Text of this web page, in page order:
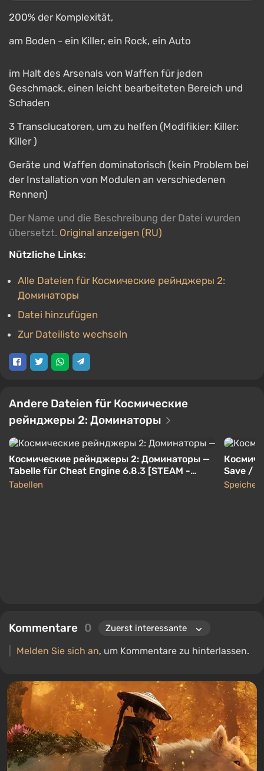
200% der Komplexität,
am Boden - ein Killer, ein Rock, ein Auto
im Halt des Arsenals von Waffen für jeden
Geschmack, einen leicht bearbeiteten Bereich und
Schaden
3 Transclucatoren, um zu helfen (Modifikier: Killer:
Killer )
Geräte und Waffen dominatorisch (kein Problem bei
der Installation von Modulen an verschiedenen
Rennen)
Der Name und die Beschreibung der Datei wurden
übersetzt. Original anzeigen (RU)
Nützliche Links:
Alle Dateien für Космические рейнджеры 2:
Доминаторы
Datei hinzufügen
Zur Dateiliste wechseln
Andere Dateien für Космические
рейнджеры 2: Доминаторы
Космические рейнджеры 2: Доминаторы —
Tabelle für Cheat Engine 6.8.3 [STEAM -
v2.1.2288] [maslevich]
Tabellen
Save /
beste
Kommentare 0
Melden Sie sich an, um Kommentare zu hinterlassen.